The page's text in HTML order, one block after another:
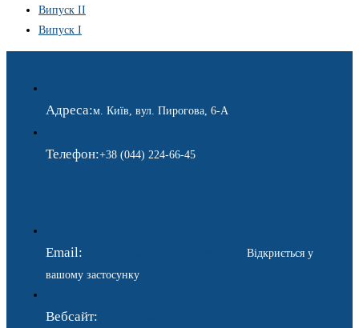
Випуск II
Випуск I
Адреса:м. Київ, вул. Пирогова, 6-А
Телефон:+38 (044) 224-66-45
Email:
Відкриється у
вашому застосунку
Вебсайт: